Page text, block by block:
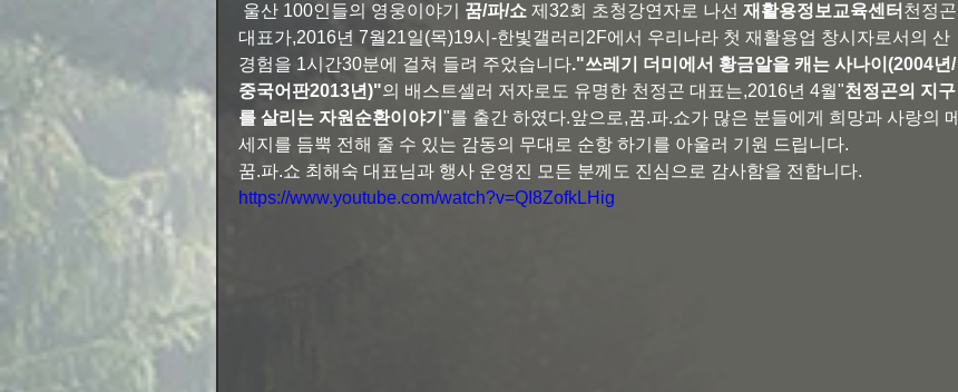
울산 100인들의 영웅이야기 꿈/파/쇼 제32회 초청강연자로 나선 재활용정보교육센터 천정곤
대표가,2016년 7월21일(목)19시-한빛갤러리2F에서 우리나라 첫 재활용업 창시자로서의 산
경험을 1시간30분에 걸쳐 들려 주었습니다."쓰레기 더미에서 황금알을 캐는 사나이(2004년/
중국어판2013년)"의 배스트셀러 저자로도 유명한 천정곤 대표는,2016년 4월"천정곤의 지구
를 살리는 자원순환이야기 "를 출간 하였다.앞으로,꿈.파.쇼가 많은 분들에게 희망과 사랑의 메
세지를 듬뿍 전해 줄 수 있는 감동의 무대로 순항 하기를 아울러 기원 드립니다.
꿈.파.쇼 최해숙 대표님과 행사 운영진 모든 분께도 진심으로 감사함을 전합니다.
https://www.youtube.com/watch?v=QI8ZofkLHig